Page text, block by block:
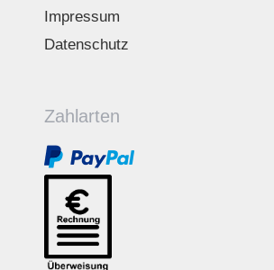
Impressum
Datenschutz
Zahlarten